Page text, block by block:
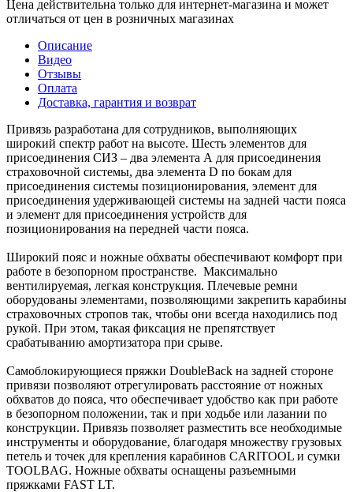
Цена действительна только для интернет-магазина и может
отличаться от цен в розничных магазинах
Описание
Видео
Отзывы
Оплата
Доставка, гарантия и возврат
Привязь разработана для сотрудников, выполняющих
широкий спектр работ на высоте. Шесть элементов для
присоединения СИЗ – два элемента А для присоединения
страховочной системы, два элемента D по бокам для
присоединения системы позиционирования, элемент для
присоединения удерживающей системы на задней части пояса
и элемент для присоединения устройств для
позиционирования на передней части пояса.
Широкий пояс и ножные обхваты обеспечивают комфорт при
работе в безопорном пространстве. Максимально
вентилируемая, легкая конструкция. Плечевые ремни
оборудованы элементами, позволяющими закрепить карабины
страховочных стропов так, чтобы они всегда находились под
рукой. При этом, такая фиксация не препятствует
срабатыванию амортизатора при срыве.
Самоблокирующиеся пряжки DoubleBack на задней стороне
привязи позволяют отрегулировать расстояние от ножных
обхватов до пояса, что обеспечивает удобство как при работе
в безопорном положении, так и при ходьбе или лазании по
конструкции. Привязь позволяет разместить все необходимые
инструменты и оборудование, благодаря множеству грузовых
петель и точек для крепления карабинов CARITOOL и сумки
TOOLBAG. Ножные обхваты оснащены разъемными
пряжками FAST LT.